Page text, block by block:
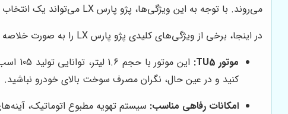
می‌روند. با توجه به این ویژگی‌ها، پژو پارس LX می‌تواند یک انتخاب مناسب برای خانواده‌هایی باشد که به دنبال یک خودروی جادار، راحت و با امکانات مناسب هستند.
در اینجا، برخی از ویژگی‌های کلیدی پژو پارس LX را به صورت خلاصه مرور می‌کنیم:
موتور TU5:
این
کنید و در عین حال، نگران مصرف سوخت بالای خودرو نباشید.
امکانات رفاهی مناسب: